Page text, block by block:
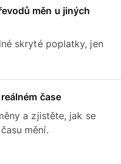
měn u jiných
skryté poplatky, jen
čase
a zjistěte, jak se
mění.